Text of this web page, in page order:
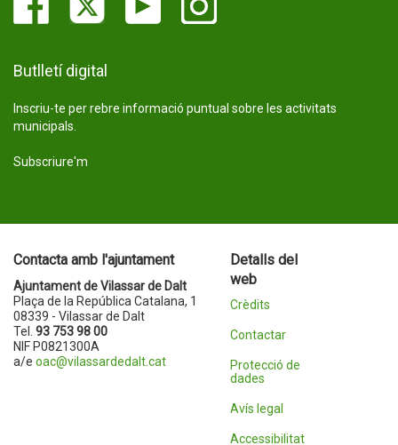
Butlletí digital
Inscriu-te per rebre informació puntual sobre les activitats
municipals.
Subscriure'm
Contacta amb l'ajuntament
Ajuntament de Vilassar de Dalt
Plaça de la República Catalana, 1
08339 - Vilassar de Dalt
Tel. 93 753 98 00
NIF P0821300A
a/e oac@vilassardedalt.cat
Detalls del
web
Crèdits
Contactar
Protecció de
dades
Avís legal
Accessibilitat